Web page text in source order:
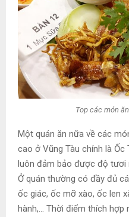
Top các món
Một quán ăn nữa về các
cao ở Vũng Tàu chính là
luôn đảm bảo được độ tươi
Ở quán thường có đầy đủ
ốc giác, ốc mỡ xào, ốc len
hành,… Thời điểm thích